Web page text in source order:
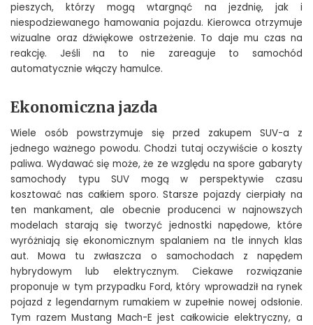
pieszych, którzy mogą wtargnąć na jezdnię, jak i
niespodziewanego hamowania pojazdu. Kierowca otrzymuje
wizualne oraz dźwiękowe ostrzeżenie. To daje mu czas na
reakcję. Jeśli na to nie zareaguje to samochód
automatycznie włączy hamulce.
Ekonomiczna jazda
Wiele osób powstrzymuje się przed zakupem SUV-a z
jednego ważnego powodu. Chodzi tutaj oczywiście o koszty
paliwa. Wydawać się może, że ze względu na spore gabaryty
samochody typu SUV mogą w perspektywie czasu
kosztować nas całkiem sporo. Starsze pojazdy cierpiały na
ten mankament, ale obecnie producenci w najnowszych
modelach starają się tworzyć jednostki napędowe, które
wyróżniają się ekonomicznym spalaniem na tle innych klas
aut. Mowa tu zwłaszcza o samochodach z napędem
hybrydowym lub elektrycznym. Ciekawe rozwiązanie
proponuje w tym przypadku Ford, który wprowadził na rynek
pojazd z legendarnym rumakiem w zupełnie nowej odsłonie.
Tym razem Mustang Mach-E jest całkowicie elektryczny, a